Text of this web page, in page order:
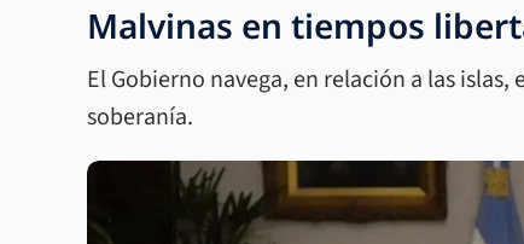
Malvinas en tiempos
El Gobierno navega, en relación a las
soberanía.